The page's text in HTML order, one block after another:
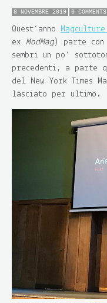
8 NOVEMBRE 2019 0 COMMENTS
Quest’anno
ex ModMag) parte
sembri un po’
precedenti, a parte
del New York Times
lasciato per ultimo.